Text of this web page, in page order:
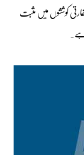
کوششوں میں مثبت